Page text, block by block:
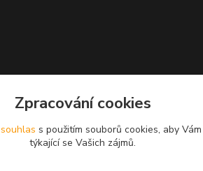
Zpracování cookies
souhlas s použitím souborů cookies, aby
týkající se Vašich zájmů.